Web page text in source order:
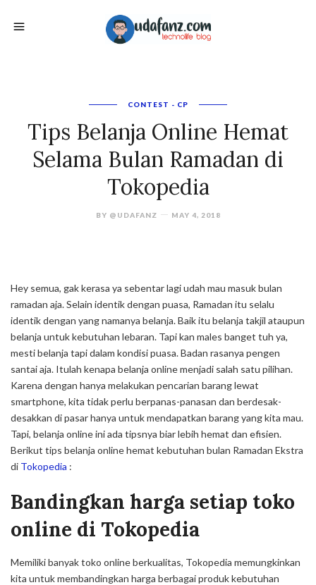
CONTEST - CP
Tips Belanja Online Hemat
Selama Bulan Ramadan di
Tokopedia
BY @UDAFANZ MAY 4, 2018
Hey semua, gak kerasa ya sebentar lagi udah mau masuk bulan
ramadan aja. Selain identik dengan puasa, Ramadan itu selalu
identik dengan yang namanya belanja. Baik itu belanja takjil ataupun
belanja untuk kebutuhan lebaran. Tapi kan males banget tuh ya,
mesti belanja tapi dalam kondisi puasa. Badan rasanya pengen
santai aja. Itulah kenapa belanja online menjadi salah satu pilihan.
Karena dengan hanya melakukan pencarian barang lewat
smartphone, kita tidak perlu berpanas-panasan dan berdesak-
desakkan di pasar hanya untuk mendapatkan barang yang kita mau.
Tapi, belanja online ini ada tipsnya biar lebih hemat dan efisien.
Berikut tips belanja onlinehemat kebutuhan bulan Ramadan Ekstra
di Tokopedia :
Bandingkan harga setiap toko
online di Tokopedia
Memiliki banyak toko onlineberkualitas, Tokopedia memungkinkan
kita untuk membandingkan harga berbagai produk kebutuhan